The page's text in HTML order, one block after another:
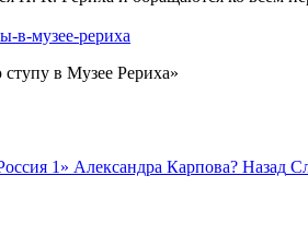
в-музее-рериха
в Музее Рериха»
1» Александра Карпова? Назад